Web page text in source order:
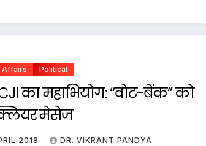
Affairs Political
का महाभियोग: “वोट-बेंक” को
मेसेज
2018 DR. VIKRĀNT PANDYĀ